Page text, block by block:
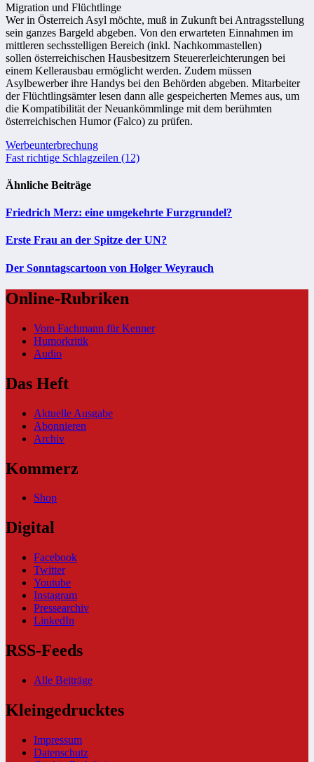
Migration und Flüchtlinge
Wer in Österreich Asyl möchte, muß in Zukunft bei Antragsstellung
sein ganzes Bargeld abgeben. Von den erwarteten Einnahmen im
mittleren sechsstelligen Bereich (inkl. Nachkommastellen)
sollen österreichischen Hausbesitzern Steuererleichterungen bei
einem Kellerausbau ermöglicht werden. Zudem müssen
Asylbewerber ihre Handys bei den Behörden abgeben. Mitarbeiter
der Flüchtlingsämter lesen dann alle gespeicherten Memes aus, um
die Kompatibilität der Neuankömmlinge mit dem berühmten
österreichischen Humor (Falco) zu prüfen.
Beitragsnavigation
Werbeunterbrechung
Fast richtige Schlagzeilen (12)
Ähnliche Beiträge
Friedrich Merz: eine umgekehrte Furzgrundel?
Erste Frau an der Spitze der UN?
Der Sonntagscartoon von Holger Weyrauch
Online-Rubriken
Vom Fachmann für Kenner
Humorkritik
Audio
Das Heft
Aktuelle Ausgabe
Abonnieren
Archiv
Kommerz
Shop
Digital
Facebook
Twitter
Youtube
Instagram
Pressearchiv
LinkedIn
RSS-Feeds
Alle Beiträge
Kleingedrucktes
Impressum
Datenschutz